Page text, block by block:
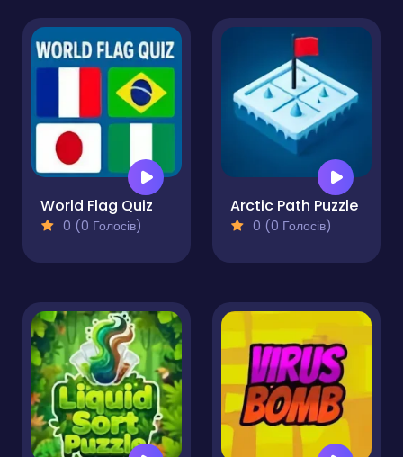
World Flag Quiz
0 (0 Голосів)
Arctic Path Puzzle
0 (0 Голосів)